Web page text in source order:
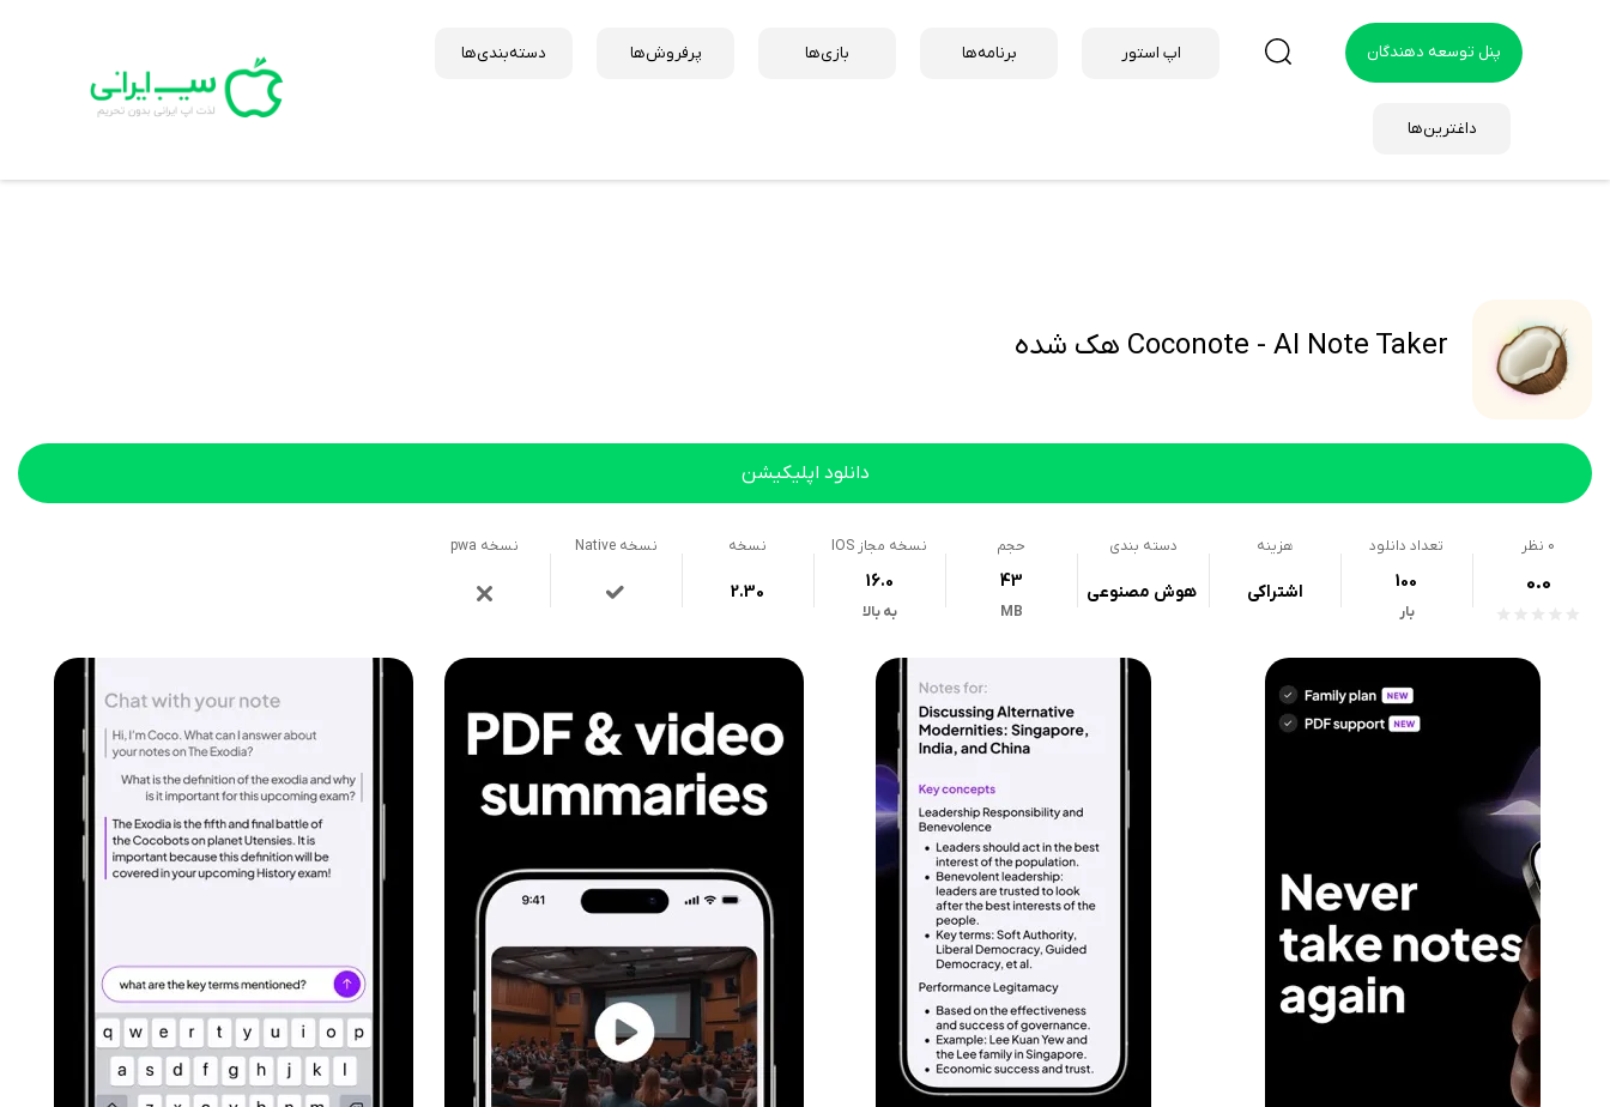
پنل توسعه دهندگان اپ استور برنامه‌ها بازی‌ها پرفروش‌ها دسته‌بندی‌ها
داغترین‌ها
Coconote - AI Note Taker هک شده
دانلود اپلیکیشن
0 نظر
0.0
تعداد دانلود
100
بار
هزینه
اشتراکی
دسته بندی
هوش مصنوعی
حجم
43
MB
نسخه مجاز IOS
16.0
به بالا
نسخه
2.30
نسخه Native نسخه pwa